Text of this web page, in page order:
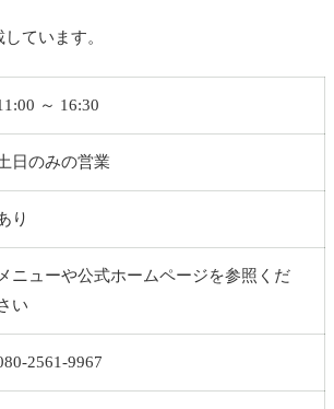
ています。
～ 16:30
日のみの営業
り
メニューや公式ホームページを参照くだ
い
2561-9967